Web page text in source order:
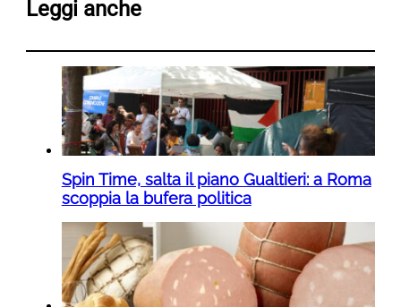
Leggi anche
Spin Time, salta il piano Gualtieri: a Roma
scoppia la bufera politica